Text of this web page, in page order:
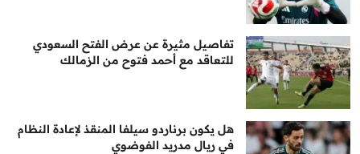
تفاصيل مثيرة عن عرض الفتح السعودي
للتعاقد مع أحمد فتوح من الزمالك
هل يكون برناردو سيلفا المنقذ لإعادة النظام
في ريال مدريد الفوضوي